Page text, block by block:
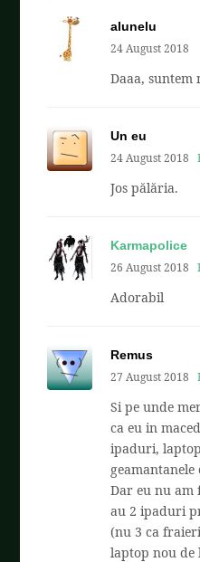
alunelu
24 August 2018
Daaa,
Un eu
24 August 2018
Jos pălăria.
Karmapolice
26 August 2018
Adorabil
Remus
27 August 2018
Si pe unde
ca eu in
ipaduri,
Dar eu nu am
au 2 ipaduri
(nu 3 ca
laptop nou de